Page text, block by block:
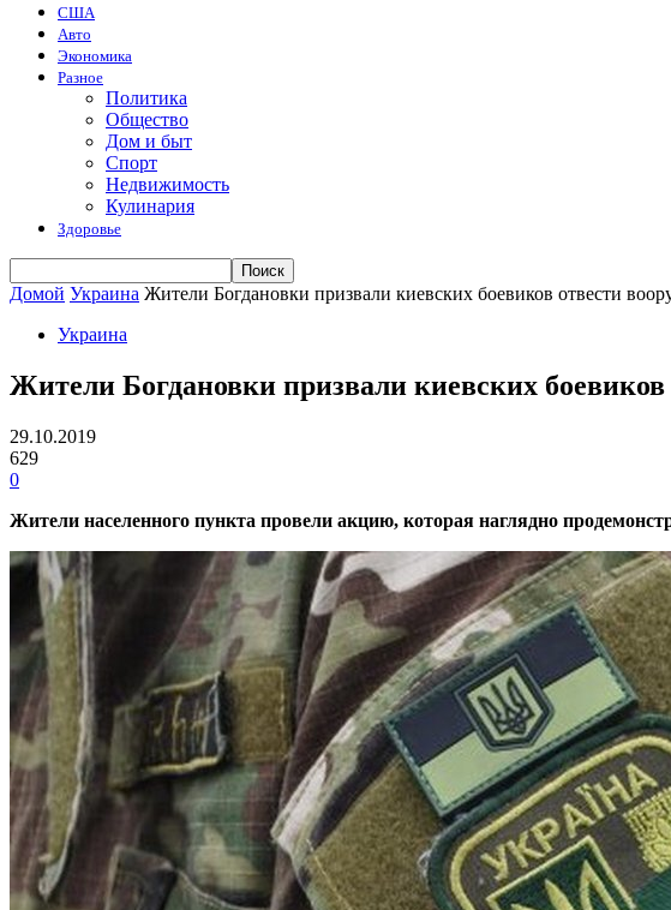
США
Авто
Экономика
Разное
Политика
Общество
Дом и быт
Спорт
Недвижимость
Кулинария
Здоровье
Домой Украина Жители Богдановки призвали киевских боевиков отвести
Украина
Жители Богдановки призвали киевских боевиков
29.10.2019
629
0
Жители населенного пункта провели акцию, которая наглядно